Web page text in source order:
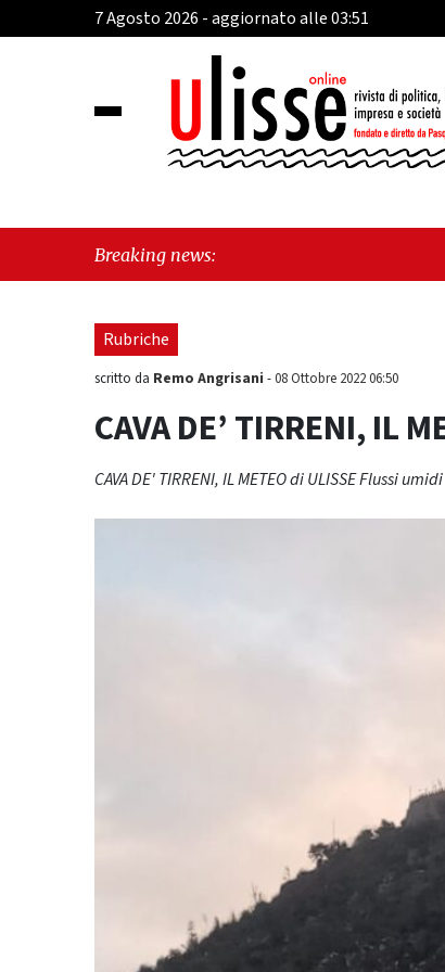
7 Agosto 2026 - aggiornato alle 03:51
Breaking news:
Rubriche
scritto da Remo Angrisani -08 Ottobre 2022 06:50
CAVA DE’ TIRRENI, IL
CAVA DE' TIRRENI, IL METEO di ULISSE Flussi umidi